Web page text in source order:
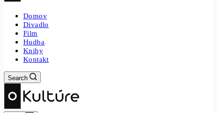
Domov
Divadlo
Film
Hudba
Knihy
Kontakt
Search